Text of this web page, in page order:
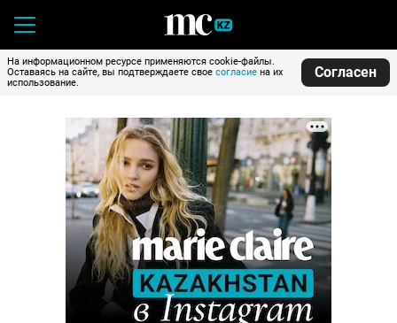
На информационном ресурсе применяются cookie-файлы.
Оставаясь на сайте, вы подтверждаете свое согласие на их
использование.
Согласен